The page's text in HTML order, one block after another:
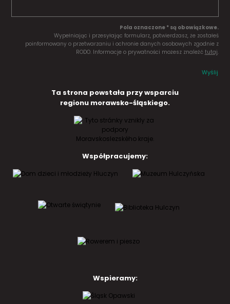
Pola oznaczone * są obowiązkowe.
Wypełniając i przesyłając formularz, potwierdzasz, że zostałeś
poinformowany o przetwarzaniu i ochronie danych osobowych zgodnie z
RODO. Informacje o prywatności możesz znaleźć tutaj.
Wyślij
Ta strona powstała przy wsparciu
regionu morawsko-śląskiego.
Współpracujemy:
Wspieramy: